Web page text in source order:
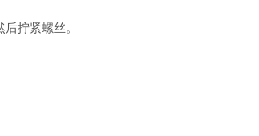
拧紧螺丝。